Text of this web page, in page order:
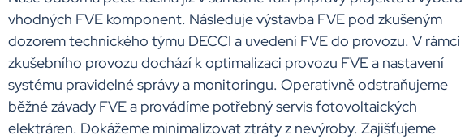
vhodných FVE komponent. Následuje výstavba FVE pod zkušeným
dozorem technického týmu DECCI a uvedení FVE do provozu. V rámci
zkušebního provozu dochází k optimalizaci provozu FVE a nastavení
systému pravidelné správy a monitoringu. Operativně odstraňujeme
běžné závady FVE a provádíme potřebný servis fotovoltaických
elektráren. Dokážeme minimalizovat ztráty z nevýroby. Zajišťujeme